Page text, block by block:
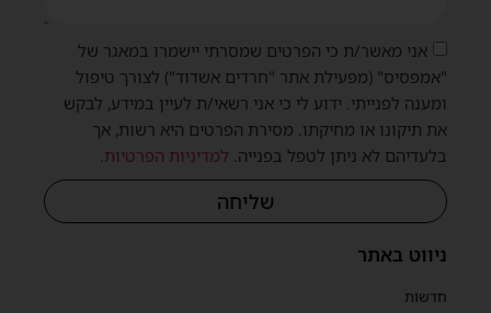
ניווט באתר
חדשות
אני מאשר/ת כי הפרטים שמסרתי יישמרו במאגר של
"אמפסיס" (מפעילת אתר "חרדים אשדוד") לצורך טיפול
ומענה לפנייתי. ידוע לי כי אני רשאי/ת לעיין במידע, לבקש
את תיקונו או מחיקתו. מסירת הפרטים היא רשות, אך
בלעדיהם לא ניתן לטפל בפנייה. למדיניות הפרטיות
שליחה